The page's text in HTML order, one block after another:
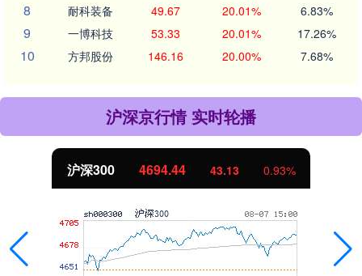
8 耐科装备 49.67 20.01% 6.83%
9 一博科技 53.33 20.01% 17.26%
10 方邦股份 146.16 20.00% 7.68%
沪深京行情 实时轮播
沪深300 4694.44 43.13 0.93%